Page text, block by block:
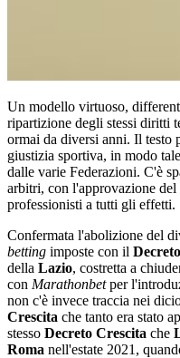
Un modello virtuoso,
ripartizione degli stessi diritti
ormai da diversi anni. Il testo
giustizia sportiva, in modo
dalle varie Federazioni. C'è
arbitri, con l'approvazione
professionisti a tutti gli effetti.
Confermata l'abolizione del
betting imposte con il
della Lazio, costretta a
con Marathonbetper
non c'è invece traccia nei
Crescita che tanto era stato
stesso Decreto Crescita che
Roma nell'estate 2021,